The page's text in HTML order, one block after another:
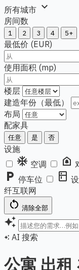
所有城市 expand_more
房间数
1 2 3 4 5+
最低价 (EUR)
使用面积 (mp)
楼层
建造年份（最低）
布局
配家具
任意 是 否
设施
ac_unit 空调 doorbell
local_parking 停车位 kitchen
纤互联网
restart_alt 清除全部
auto_awesome
auto_awesome AI 搜索
公寓 出